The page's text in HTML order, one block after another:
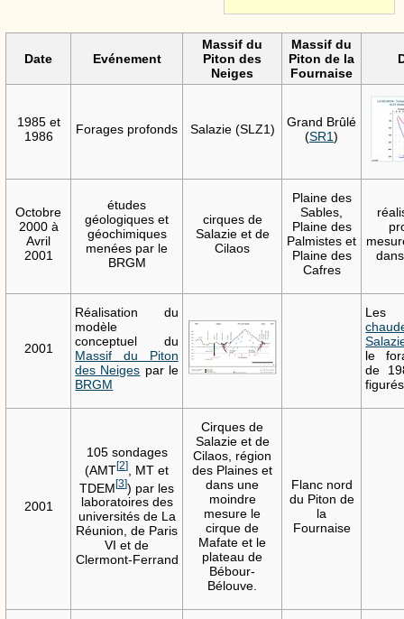
Date Evénement
Massif du
Piton des
Neiges
Massif du
Piton de la
Fournaise
1985 et
1986
Forages profonds Salazie (SLZ1)
Grand Brûlé
(SR1)
Octobre
2000 à
Avril
2001
études
géologiques et
géochimiques
menées par le
BRGM
cirques de
Salazie et de
Cilaos
Plaine des
Sables,
Plaine des
Palmistes et
Plaine des
Cafres
2001
Réalisation du
modèle
conceptuel du
Massif du Piton
des Neiges par le
BRGM
le
de
figurés
2001
105 sondages
(AMT[2] , MT et
TDEM[3]) par les
laboratoires des
universités de La
Réunion, de Paris
VI et de
Clermont-Ferrand
Cirques de
Salazie et de
Cilaos, région
des Plaines et
dans une
moindre
mesure le
cirque de
Mafate et le
plateau de
Bébour-
Bélouve.
Flanc nord
du Piton de
la
Fournaise